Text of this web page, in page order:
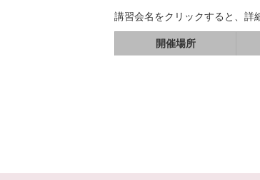
講習会名をクリックすると、詳
開催場所